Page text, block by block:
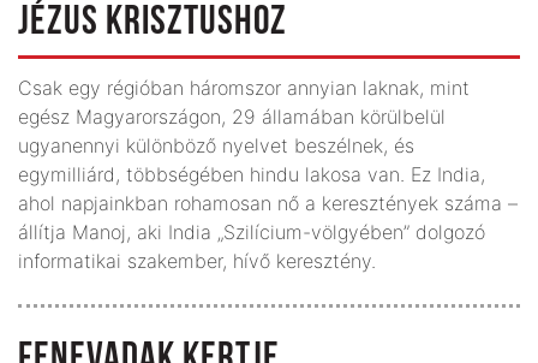
JÉZUS KRISZTUSHOZ
Csak egy régióban háromszor annyian laknak, mint
egész Magyarországon, 29 államában körülbelül
ugyanennyi különböző nyelvet beszélnek, és
egymilliárd, többségében hindu lakosa van. Ez India,
ahol napjainkban rohamosan nő a keresztények száma –
állítja Manoj, aki India „Szilícium-völgyében” dolgozó
informatikai szakember, hívő keresztény.